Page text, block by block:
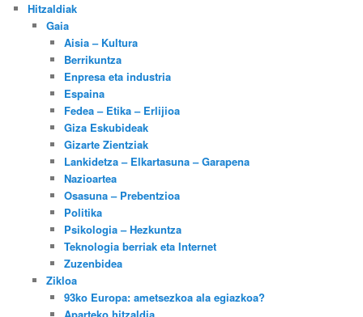
Hitzaldiak
Gaia
Aisia – Kultura
Berrikuntza
Enpresa eta industria
Espaina
Fedea – Etika – Erlijioa
Giza Eskubideak
Gizarte Zientziak
Lankidetza – Elkartasuna – Garapena
Nazioartea
Osasuna – Prebentzioa
Politika
Psikologia – Hezkuntza
Teknologia berriak eta Internet
Zuzenbidea
Zikloa
93ko Europa: ametsezkoa ala egiazkoa?